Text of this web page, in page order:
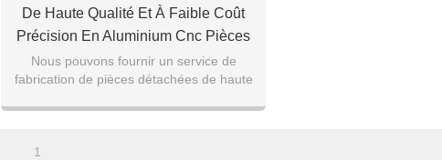
De Haute Qualité Et À Faible Coût
Précision En Aluminium Cnc Pièces
En Acier Cnc Pièces Cnc Précision
Usiné En Aluminium Partie Cnc
Tournant Composants
Nous pouvons fournir un service de
fabrication de pièces détachées de haute
précision, veuill
1